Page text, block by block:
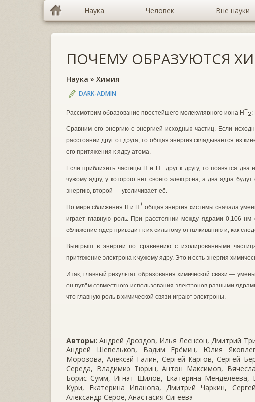
Наука Человек Вне науки
ПОЧЕМУ ОБРАЗУЮТСЯ
Наука » Химия
DARK-ADMIN
Рассмотрим образование простей­шего молекулярного иона H+
2;
Сравним его энергию с энергией исходных частиц. Если
расстоянии друг от друга, то общая энергия склады­вается из
его притяжения к ядру атома.
Если приблизить частицы Н и Н+ друг к другу, то появятся два
чужому ядру, у которого нет своего электрона, а два ядра
энергию, второй — увеличивает её.
По мере сближения Н и Н+ общая энергия системы сначала
играет глав­ную роль. При расстоянии между ядрами 0,106
сближение ядер приводит к их сильному отталкиванию и, как
Выигрыш в энергии по сравнению с изолированными
притяжение электрона к чужому ядру. Это и есть энергия
Итак, главный результат образова­ния химической связи —
он путём совме­стного использования электронов разными
что главную роль в хими­ческой связи играют электроны.
Авторы: Андрей Дроздов, Илья Леенсон, Дмитрий
Андрей Шевельков, Вадим Ерёмин, Юлия
Морозова, Алексей Галин, Сергей Каргов, Сергей
Середа, Владимир Тюрин, Антон Максимов,
Борис Сумм, Игнат Шилов, Екатерина Менделеева,
Кури, Екатерина Иванова, Дмитрий Чаркин,
Александр Серое, Анастасия Сигеева